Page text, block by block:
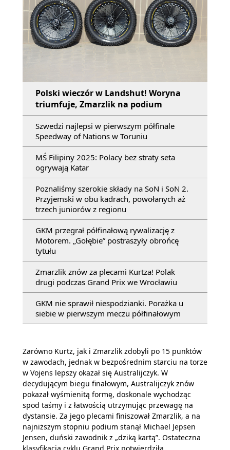
Polski wieczór w Landshut! Woryna
triumfuje, Zmarzlik na podium
Szwedzi najlepsi w pierwszym półfinale
Speedway of Nations w Toruniu
MŚ Filipiny 2025: Polacy bez straty seta
ogrywają Katar
Poznaliśmy szerokie składy na SoN i SoN 2.
Przyjemski w obu kadrach, powołanych aż
trzech juniorów z regionu
GKM przegrał półfinałową rywalizację z
Motorem. „Gołębie” postraszyły obrońcę
tytułu
Zmarzlik znów za plecami Kurtza! Polak
drugi podczas Grand Prix we Wrocławiu
GKM nie sprawił niespodzianki. Porażka u
siebie w pierwszym meczu półfinałowym
Zarówno Kurtz, jak i Zmarzlik zdobyli po 15 punktów
w zawodach, jednak w bezpośrednim starciu na torze
w Vojens lepszy okazał się Australijczyk. W
decydującym biegu finałowym, Australijczyk znów
pokazał wyśmienitą formę, doskonale wychodząc
spod taśmy i z łatwością utrzymując przewagę na
dystansie. Za jego plecami finiszował Zmarzlik, a na
najniższym stopniu podium stanął Michael Jepsen
Jensen, duński zawodnik z „dziką kartą”. Ostateczna